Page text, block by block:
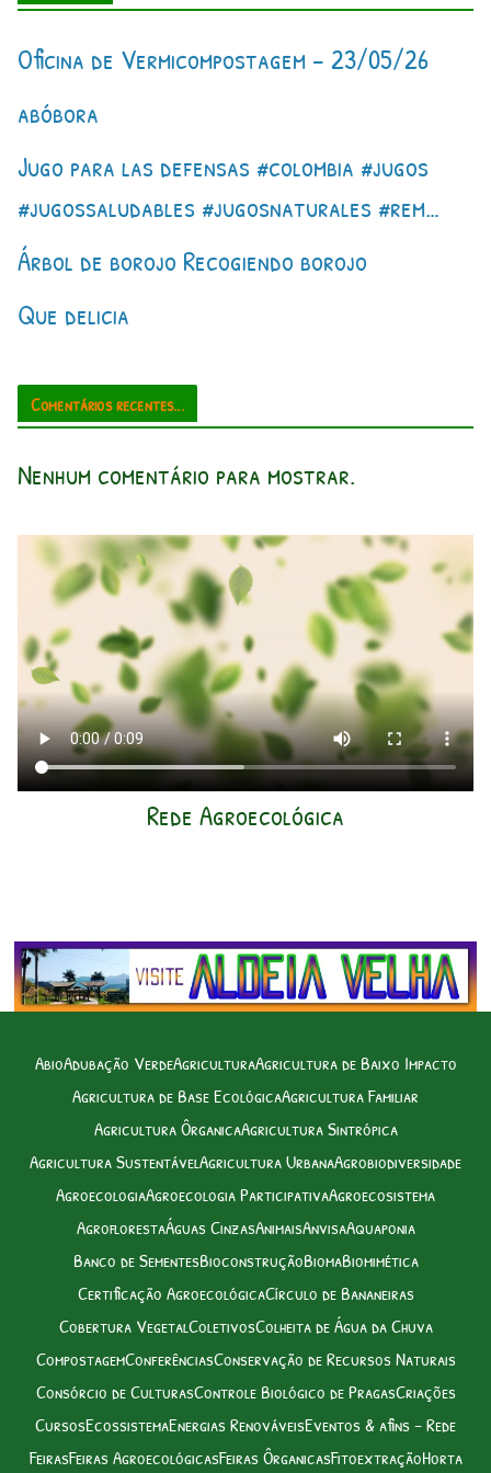
Oficina de Vermicompostagem – 23/05/26
abóbora
Jugo para las defensas #colombia #jugos
#jugossaludables #jugosnaturales #rem…
Árbol de borojo Recogiendo borojo
Que delicia
Comentários recentes...
Nenhum comentário para mostrar.
Rede Agroecológica
AbioAdubação VerdeAgriculturaAgricultura de Baixo Impacto
Agricultura de Base EcológicaAgricultura Familiar
Agricultura ÔrganicaAgricultura Sintrópica
Agricultura SustentávelAgricultura UrbanaAgrobiodiversidade
AgroecologiaAgroecologia ParticipativaAgroecosistema
AgroflorestaÁguas CinzasAnimaisAnvisaAquaponia
Banco de SementesBioconstruçãoBiomaBiomimética
Certificação AgroecológicaCírculo de Bananeiras
Cobertura VegetalColetivosColheita de Água da Chuva
CompostagemConferênciasConservação de Recursos Naturais
Consórcio de CulturasControle Biológico de PragasCriações
CursosEcossistemaEnergias RenováveisEventos & afins – Rede
FeirasFeiras AgroecológicasFeiras ÔrganicasFitoextraçãoHorta